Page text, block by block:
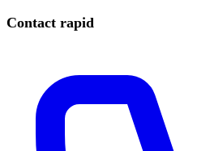
Contact rapid